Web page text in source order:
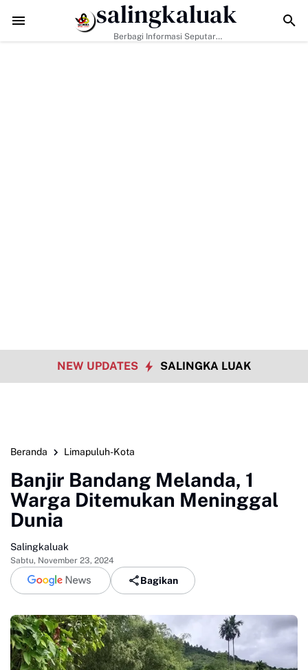
Tantangan Era Digital, Arisal Aziz Ajak Masyarakat Perkuat Nilai
salingkaluak
Berbagi Informasi Seputar
NEW UPDATES SALINGKA LUAK
Beranda Limapuluh-Kota
Banjir Bandang Melanda, 1
Warga Ditemukan Meninggal
Dunia
Salingkaluak
Sabtu, November 23, 2024
Bagikan